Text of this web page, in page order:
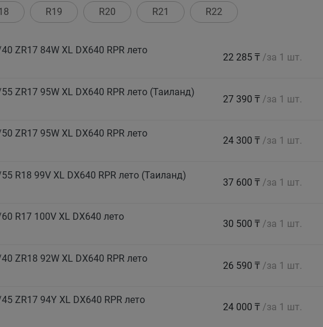
R19 R20 R21 R22
ZR17 84W XL DX640 RPR лето
22 285 ₸ /за 1 шт.
ZR17 95W XL DX640 RPR лето (Таиланд)
27 390 ₸ /за 1 шт.
ZR17 95W XL DX640 RPR лето
24 300 ₸ /за 1 шт.
R18 99V XL DX640 RPR лето (Таиланд)
37 600 ₸ /за 1 шт.
R17 100V XL DX640 лето
30 500 ₸ /за 1 шт.
ZR18 92W XL DX640 RPR лето
26 590 ₸ /за 1 шт.
ZR17 94Y XL DX640 RPR лето
24 000 ₸ /за 1 шт.